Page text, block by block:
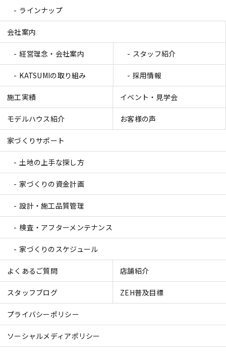
ラインナップ
会社案内
経営理念・会社案内 スタッフ紹介
KATSUMIの取り組み 採用情報
施工実績 イベント・見学会
モデルハウス紹介 お客様の声
家づくりサポート
土地の上手な探し方
家づくりの資金計画
設計・施工品質管理
検査・アフターメンテナンス
家づくりのスケジュール
よくあるご質問 店舗紹介
スタッフブログ ZEH普及目標
プライバシーポリシー
ソーシャルメディアポリシー